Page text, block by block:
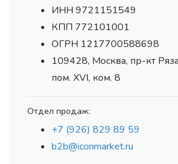
ИНН 9721151549
КПП 772101001
ОГРН 1217700588698
109428, Москва, пр-кт
пом. XVI, ком. 8
Отдел продаж:
+7 (926) 829 89 59
b2b@iconmarket.ru